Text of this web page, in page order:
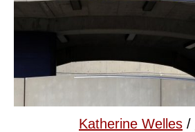
Katherine Welles /